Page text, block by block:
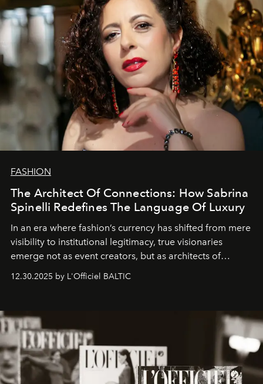
FASHION
The Architect Of Connections: How Sabrina
Spinelli Redefines The Language Of Luxury
In an era where fashion’s currency has shifted from mere
visibility to institutional legitimacy, true visionaries
emerge not as event creators, but as architects of
brand strategist with three decades of mastery in luxury,
framework where creativity, commerce, and culture
converge with surgical precision.
12.30.2025 by L'Officiel BALTIC